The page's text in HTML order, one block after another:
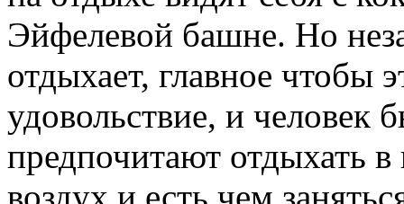
Эйфелевой башне. Но
отдыхает, главное чтобы
удовольствие, и
предпочитают отдыхать
воздух и есть чем